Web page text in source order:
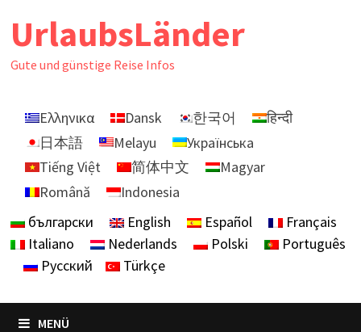
UrlaubsLänder
Gute und günstige Reise Infos
Ελληνικα Dansk 한국어
हिन्दी
日本語
Melayu
Українська
Tiếng Việt
简体中文
Magyar
Română
Indonesia
български
English Español
Français
Italiano
Nederlands Polski
Português
Русский
Türkçe
MENÜ